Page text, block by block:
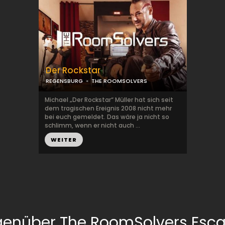
Der Rockstar
REGENSBURG THE ROOMSOLVERS
Michael „Der Rockstar“ Müller hat sich seit
dem tragischen Ereignis 2008 nicht mehr
bei euch gemeldet. Das wäre ja nicht so
schlimm, wenn er nicht auch ...
WEITER